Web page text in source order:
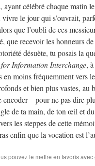
ayant célébré chaque matin
le jour qui s’ouvrait,
que l’oubli de ces
que recevoir les honneurs
désuète, tu posais la
Information Interchange,
moins fréquemment vers
et bien plus vastes, au
encoder – pour ne pas dire
de ta main, de ton œil et
les steppes de cette
enfin que la vocation est
pouvez le mettre en favoris avec